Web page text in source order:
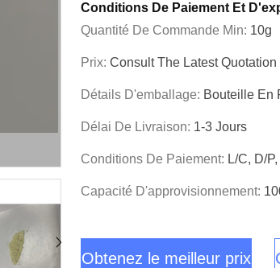
Conditions De Paiement Et
Quantité De Commande Min: 10g
Prix: Consult The Latest Quotation
Détails D'emballage: Bouteille En
Délai De Livraison: 1-3 Jours
Conditions De Paiement: L/C, D/
Capacité D'approvisionnement:
Obtenez le meilleur prix